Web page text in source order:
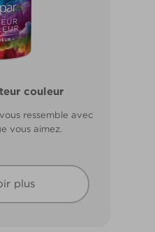
couleur
ressemble avec
vous aimez.
plus
Boiseries et
l’écaillage. Résiste